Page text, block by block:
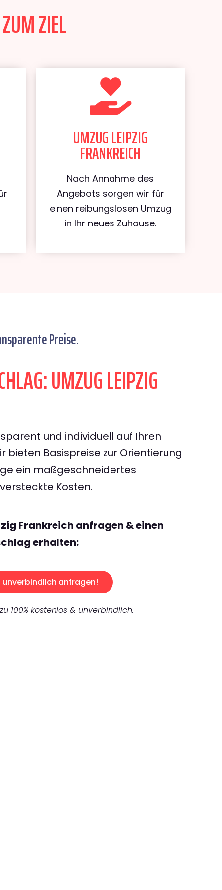
ZIEL
UMZUG LEIPZIG
FRANKREICH
Nach Annahme des
Angebots sorgen wir für
einen reibungslosen Umzug
in Ihr neues Zuhause.
Preise.
UMZUG LEIPZIG
und individuell auf Ihren
bieten Basispreise zur Orientierung
ein maßgeschneidertes
Kosten.
Frankreich anfragen & einen
erhalten:
unverbindlich anfragen!
100% kostenlos & unverbindlich.